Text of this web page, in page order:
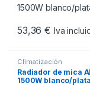
53,36€ Iva
Climatización
Radiador de mica
1500W blanco/plata